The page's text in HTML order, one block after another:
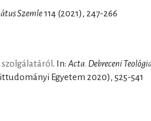
Szemle114 (2021), 247-266
. In: Acta. Debreceni
Egyetem 2020), 525-541